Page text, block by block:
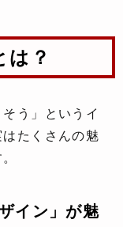
は？
う」というイ
たくさんの魅
イン」が魅